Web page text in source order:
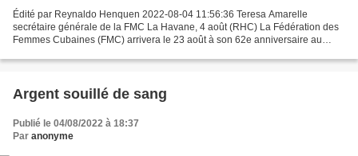
Édité par Reynaldo Henquen 2022-08-04 11:56:36 Teresa Amarelle
secrétaire générale de la FMC La Havane, 4 août (RHC) La Fédération des
Femmes Cubaines (FMC) arrivera le 23 août à son 62e anniversaire au
Argent souillé de sang
Publié le 04/08/2022 à 18:37
Par anonyme